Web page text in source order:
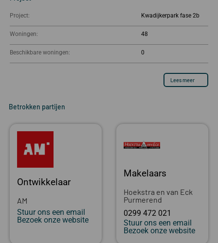
Project: Kwadijkerpark fase 2b
Woningen: 48
Beschikbare woningen: 0
Lees meer
Betrokken partijen
Ontwikkelaar
AM
Stuur ons een email
Bezoek onze website
Makelaars
Hoekstra en van Eck
Purmerend
0299 472 021
Stuur ons een email
Bezoek onze website